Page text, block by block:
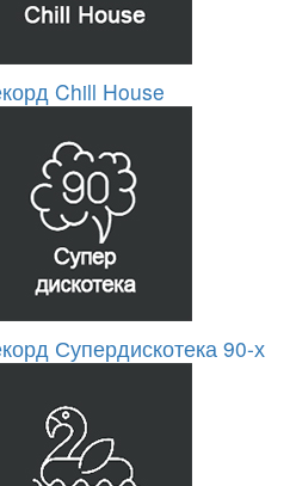
Chill House
Супердискотека 90-х